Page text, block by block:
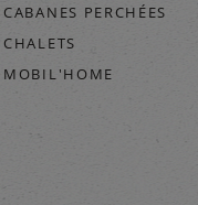
CABANES PERCHÉES
CHALETS
MOBIL'HOME